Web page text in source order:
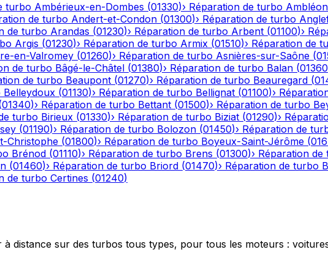
turbo Ambérieux-en-Dombes (01330)› Réparation de turbo Ambléon
de turbo Andert-et-Condon (01300)› Réparation de turbo
de turbo Arandas (01230)› Réparation de turbo Arbent (01100)›
Argis (01230)› Réparation de turbo Armix (01510)› Réparation de
en-Valromey (01260)› Réparation de turbo Asnières-sur-Saône (
de turbo Bâgé-le-Châtel (01380)› Réparation de turbo Balan (01360
de turbo Beaupont (01270)› Réparation de turbo Beauregard (
Belleydoux (01130)› Réparation de turbo Bellignat (01100)›
01340)› Réparation de turbo Bettant (01500)› Réparation de turbo
turbo Birieux (01330)› Réparation de turbo Biziat (01290)›
(01190)› Réparation de turbo Bolozon (01450)› Réparation de
Christophe (01800)› Réparation de turbo Boyeux-Saint-Jérôme (
Brénod (01110)› Réparation de turbo Brens (01300)› Réparation de
(01460)› Réparation de turbo Briord (01470)› Réparation de turbo
de turbo Certines (01240)
distance sur des turbos tous types, pour tous les moteurs :